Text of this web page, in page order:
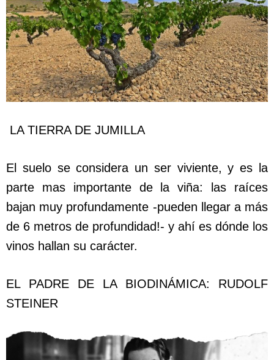
LA TIERRA DE JUMILLA
El suelo se considera un ser viviente, y es la
parte mas importante de la viña: las raíces
bajan muy profundamente -pueden llegar a más
de 6 metros de profundidad!- y ahí es dónde los
vinos hallan su carácter.
EL PADRE DE LA BIODINÁMICA: RUDOLF
STEINER